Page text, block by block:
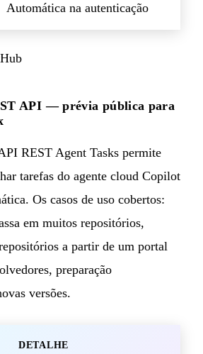
Automática na autenticação
API — prévia pública para
REST Agent Tasks permite
tarefas do agente cloud Copilot
Os casos de uso cobertos:
em muitos repositórios,
a partir de um portal
preparação
versões.
DETALHE